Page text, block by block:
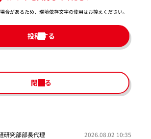
合があるため、環境依存文字の使用はお控えください。​
投稿する
閉じる
研究部部長代理 2026.08.02 10:35